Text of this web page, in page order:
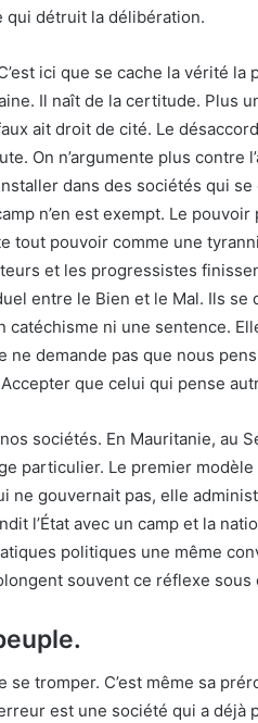
qui détruit la délibération.
ici que se cache la vérité
Il naît de la certitude. Plus
ait droit de cité. Le
On n’argumente plus contre
dans des sociétés qui se
n’en est exempt. Le
tout pouvoir comme une
et les progressistes
entre le Bien et le Mal. Ils
catéchisme ni une sentence.
ne demande pas que nous
que celui qui pense
sociétés. En Mauritanie, au
particulier. Le premier modèle
ne gouvernait pas, elle
l’État avec un camp et la
politiques une même
souvent ce réflexe sous
tromper. C’est même sa
est une société qui a